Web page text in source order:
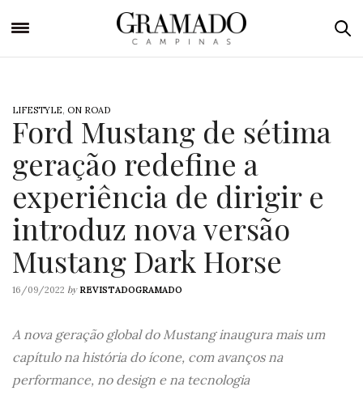
LIFESTYLE, ON ROAD
Ford Mustang de sétima
geração redefine a
experiência de dirigir e
introduz nova versão
Mustang Dark Horse
16/09/2022 by REVISTADOGRAMADO
A nova geração global do Mustang inaugura mais um
capítulo na história do ícone, com avanços na
performance, no design e na tecnologia